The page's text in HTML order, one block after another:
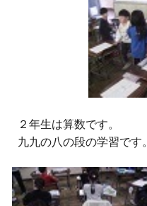
２年生は算数です。
九九の八の段の学習です。